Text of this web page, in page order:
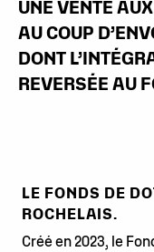
UNE VENTE
AU COUP
DONT
REVERSÉE AU
LE FONDS DE
ROCHELAIS.
Créé en 2023, le